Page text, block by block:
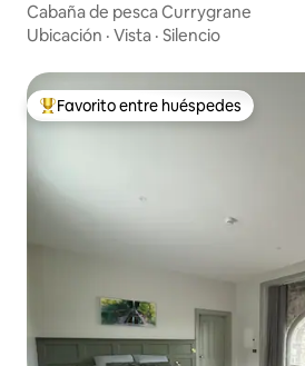
Cabaña de pesca Currygrane
Ubicación · Vista · Silencio
Favorito entre huéspedes preferido
Favorito entre huéspedes